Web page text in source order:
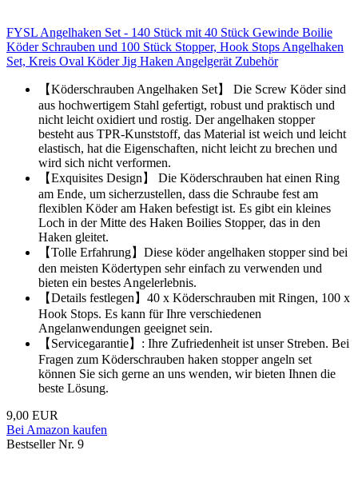
FYSL Angelhaken Set - 140 Stück mit 40 Stück Gewinde Boilie
Köder Schrauben und 100 Stück Stopper, Hook Stops Angelhaken
Set, Kreis Oval Köder Jig Haken Angelgerät Zubehör
【Köderschrauben Angelhaken Set】 Die Screw Köder sind
aus hochwertigem Stahl gefertigt, robust und praktisch und
nicht leicht oxidiert und rostig. Der angelhaken stopper
besteht aus TPR-Kunststoff, das Material ist weich und leicht
elastisch, hat die Eigenschaften, nicht leicht zu brechen und
wird sich nicht verformen.
【Exquisites Design】 Die Köderschrauben hat einen Ring
am Ende, um sicherzustellen, dass die Schraube fest am
flexiblen Köder am Haken befestigt ist. Es gibt ein kleines
Loch in der Mitte des Haken Boilies Stopper, das in den
Haken gleitet.
【Tolle Erfahrung】Diese köder angelhaken stopper sind bei
den meisten Ködertypen sehr einfach zu verwenden und
bieten ein bestes Angelerlebnis.
【Details festlegen】40 x Köderschrauben mit Ringen, 100 x
Hook Stops. Es kann für Ihre verschiedenen
Angelanwendungen geeignet sein.
【Servicegarantie】: Ihre Zufriedenheit ist unser Streben. Bei
Fragen zum Köderschrauben haken stopper angeln set
können Sie sich gerne an uns wenden, wir bieten Ihnen die
beste Lösung.
9,00 EUR
Bei Amazon kaufen
Bestseller Nr. 9